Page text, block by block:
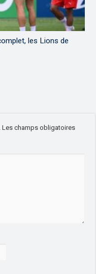
les Lions de
Les champs obligatoires